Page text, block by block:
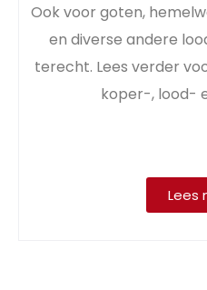
Ook voor goten,
en diverse andere
terecht. Lees verder
koper-, lood-
Lees